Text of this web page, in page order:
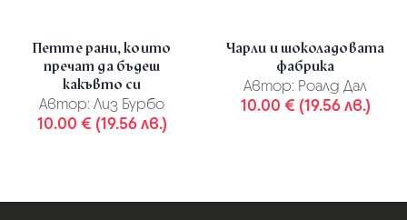
Петте рани, които
пречат да бъдеш
какъвто си
Автор: Лиз Бурбо
10.00 € (19.56 лв.)
Чарли и шоколадовата
фабрика
Автор: Роалд Дал
10.00 € (19.56 лв.)